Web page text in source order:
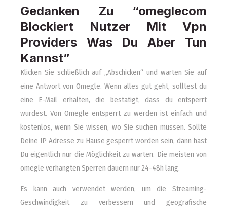
Gedanken Zu “omeglecom
Blockiert Nutzer Mit Vpn
Providers Was Du Aber Tun
Kannst”
Klicken Sie schließlich auf „Abschicken“ und warten Sie auf
eine Antwort von Omegle. Wenn alles gut geht, solltest du
eine E-Mail erhalten, die bestätigt, dass du entsperrt
wurdest. Von Omegle entsperrt zu werden ist einfach und
kostenlos, wenn Sie wissen, wo Sie suchen müssen. Sollte
Deine IP Adresse zu Hause gesperrt worden sein, dann hast
Du eigentlich nur die Möglichkeit zu warten. Die meisten von
omegle verhängten Sperren dauern nur 24-48h lang.
Es kann auch verwendet werden, um die Streaming-
Geschwindigkeit zu verbessern und geografische